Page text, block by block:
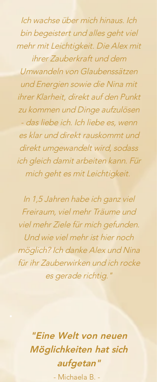
Ich wachse über mich hinaus. Ich
bin begeistert und alles geht viel
mehr mit Leichtigkeit. Die Alex mit
ihrer Zauberkraft und dem
Umwandeln von Glaubenssätzen
und Energien sowie die Nina mit
ihrer Klarheit, direkt auf den Punkt
zu kommen und Dinge aufzulösen
- das liebe ich. Ich liebe es, wenn
es klar und direkt rauskommt und
direkt umgewandelt wird, sodass
ich gleich damit arbeiten kann. Für
mich geht es mit Leichtigkeit.
In 1,5 Jahren habe ich ganz viel
Freiraum, viel mehr Träume und
viel mehr Ziele für mich gefunden.
Und wie viel mehr ist hier noch
möglich? Ich danke Alex und Nina
für ihrZauberwirkenund ich rocke
es gerade richtig."
"Eine Welt von neuen
Möglichkeiten hat sich
aufgetan"
- Michaela B. -